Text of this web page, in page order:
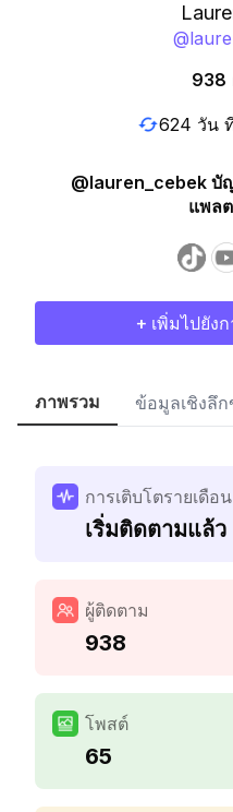
@
938
624 วัน
@lauren_cebek บั
แพล
+ เพิ่มไปยัง
ภาพรวม ข้อมูลเชิงลึ
การเติบโตรายเดือน
เริ่มติดตามแล้ว
ผู้ติดตาม
938
โพสต์
65